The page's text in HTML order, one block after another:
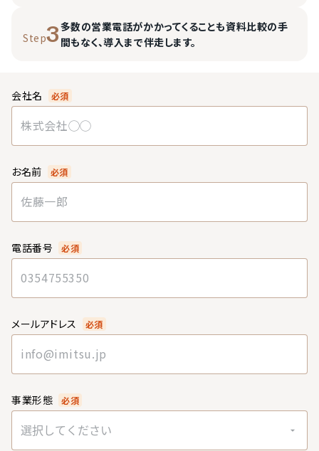
Step3多数の営業電話がかかってくることも資料比較の手
間もなく、導入まで伴走します。
会社名 必須
お名前 必須
電話番号 必須
メールアドレス 必須
事業形態 必須
選択してください